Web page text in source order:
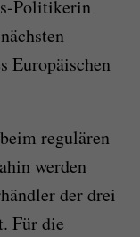
Politikerin
Europäischen
regulären
werden
der drei
Für die